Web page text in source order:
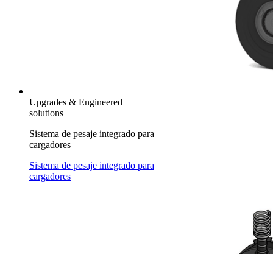
Upgrades & Engineered
solutions
Sistema de pesaje integrado para
cargadores
Sistema de pesaje integrado para
cargadores